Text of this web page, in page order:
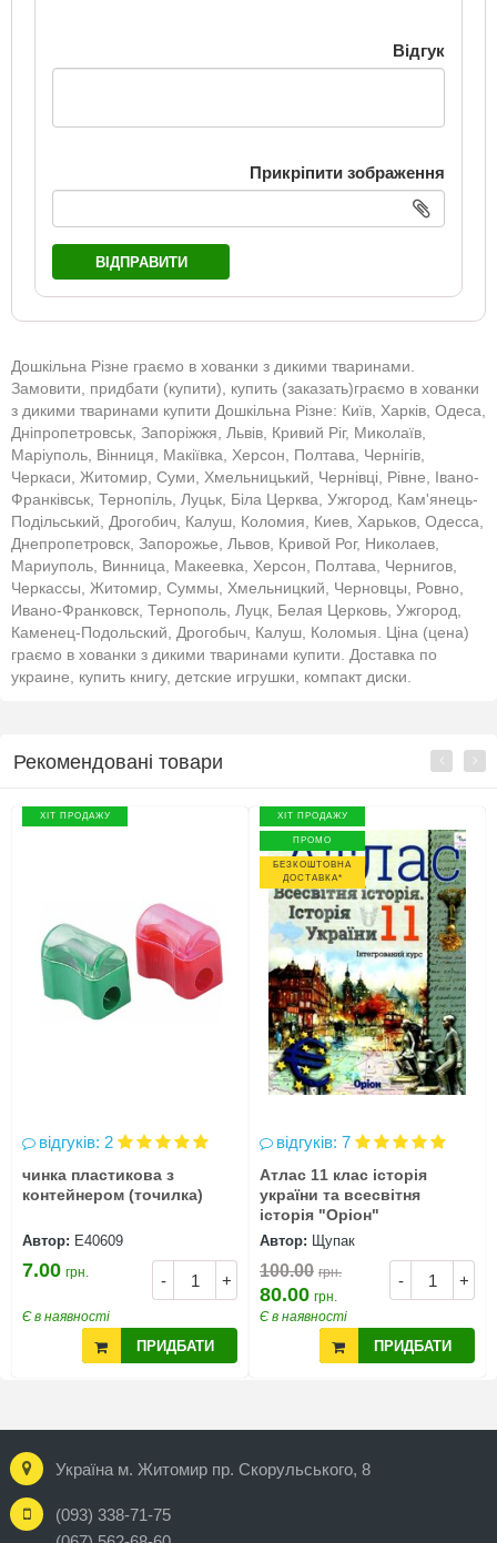
Відгук
Прикріпити зображення
ВІДПРАВИТИ
Дошкільна Різне граємо в хованки з дикими тваринами.
Замовити, придбати (купити), купить (заказать)граємо в хованки
з дикими тваринами купити Дошкільна Різне: Київ, Харків, Одеса,
Дніпропетровськ, Запоріжжя, Львів, Кривий Ріг, Миколаїв,
Маріуполь, Вінниця, Макіївка, Херсон, Полтава, Чернігів,
Черкаси, Житомир, Суми, Хмельницький, Чернівці, Рівне, Івано-
Франківськ, Тернопіль, Луцьк, Біла Церква, Ужгород, Кам'янець-
Подільський, Дрогобич, Калуш, Коломия, Киев, Харьков, Одесса,
Днепропетровск, Запорожье, Львов, Кривой Рог, Николаев,
Мариуполь, Винница, Макеевка, Херсон, Полтава, Чернигов,
Черкассы, Житомир, Суммы, Хмельницкий, Черновцы, Ровно,
Ивано-Франковск, Тернополь, Луцк, Белая Церковь, Ужгород,
Каменец-Подольский, Дрогобыч, Калуш, Коломыя. Ціна (цена)
граємо в хованки з дикими тваринами купити. Доставка по
украине, купить книгу, детские игрушки, компакт диски.
Рекомендовані товари
ХІТ ПРОДАЖУ
відгуків: 2
чинка пластикова з
контейнером (точилка)
Автор: Е40609
- +
7.00 грн.
Є в наявності
ПРИДБАТИ
ХІТ ПРОДАЖУ
ПРОМО
БЕЗКОШТОВНА
ДОСТАВКА*
відгуків: 7
Атлас 11 клас історія
україни та всесвітня
історія "Оріон"
Автор: Щупак
- +
100.00 грн.
80.00 грн.
Є в наявності
ПРИДБАТИ
Україна м. Житомир пр. Скорульського, 8
(093) 338-71-75